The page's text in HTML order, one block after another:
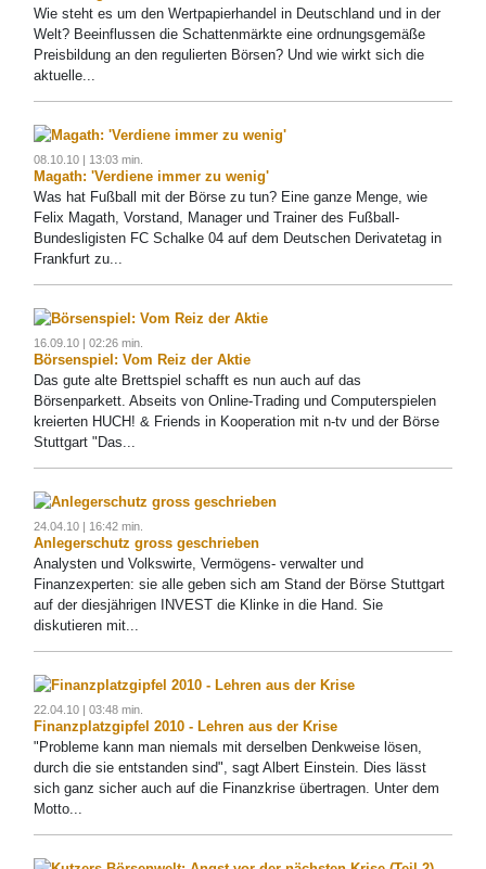
Wie steht es um den Wertpapierhandel in Deutschland und in der
Welt? Beeinflussen die Schattenmärkte eine ordnungsgemäße
Preisbildung an den regulierten Börsen? Und wie wirkt sich die
aktuelle...
08.10.10 | 13:03 min.
Magath: 'Verdiene immer zu wenig'
Was hat Fußball mit der Börse zu tun? Eine ganze Menge, wie
Felix Magath, Vorstand, Manager und Trainer des Fußball-
Bundesligisten FC Schalke 04 auf dem Deutschen Derivatetag in
Frankfurt zu...
16.09.10 | 02:26 min.
Börsenspiel: Vom Reiz der Aktie
Das gute alte Brettspiel schafft es nun auch auf das
Börsenparkett. Abseits von Online-Trading und Computerspielen
kreierten HUCH! & Friends in Kooperation mit n-tv und der Börse
Stuttgart "Das...
24.04.10 | 16:42 min.
Anlegerschutz gross geschrieben
Analysten und Volkswirte, Vermögens- verwalter und
Finanzexperten: sie alle geben sich am Stand der Börse Stuttgart
auf der diesjährigen INVEST die Klinke in die Hand. Sie
diskutieren mit...
22.04.10 | 03:48 min.
Finanzplatzgipfel 2010 - Lehren aus der Krise
"Probleme kann man niemals mit derselben Denkweise lösen,
durch die sie entstanden sind", sagt Albert Einstein. Dies lässt
sich ganz sicher auch auf die Finanzkrise übertragen. Unter dem
Motto...